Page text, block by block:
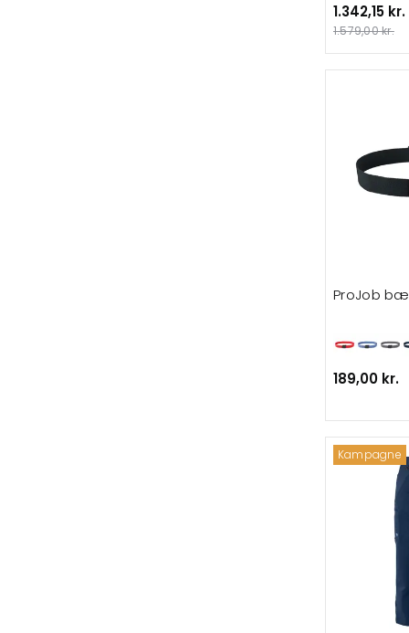
1.342,15 kr.
1.579,00 kr.
ProJob
189,00 kr.
Kampagne